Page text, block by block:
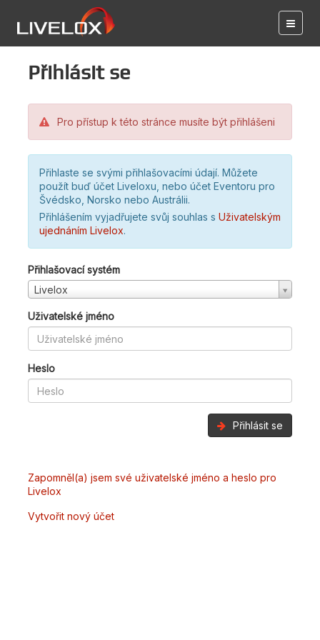
Přihlásit se
Pro přístup k této stránce musíte být přihlášeni
Přihlaste se svými přihlašovacími údají. Můžete
použít buď účet Liveloxu, nebo účet Eventoru pro
Švédsko, Norsko nebo Austrálii.
Přihlášením vyjadřujete svůj souhlas s Uživatelským
ujednáním Livelox.
Přihlašovací systém
Livelox
Uživatelské jméno
Heslo
Přihlásit se
Zapomněl(a) jsem své uživatelské jméno a heslo pro
Livelox
Vytvořit nový účet